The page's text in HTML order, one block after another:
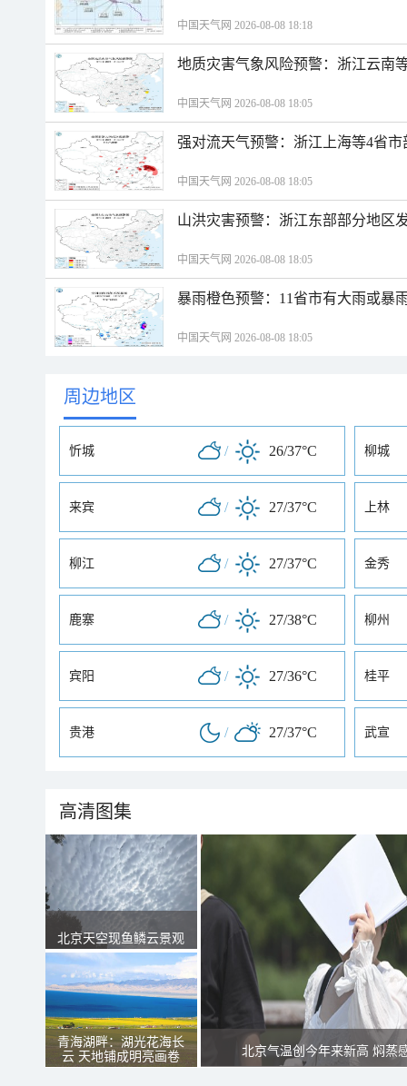
中国天气网 2026-08-08 18:18
地质灾害气象风险预警：浙江云南
中国天气网 2026-08-08 18:05
强对流天气预警：浙江上海等4省
中国天气网 2026-08-08 18:05
山洪灾害预警：浙江东部部分地区
中国天气网 2026-08-08 18:05
暴雨橙色预警：11省市有大雨或暴
中国天气网 2026-08-08 18:05
周边地区
忻城 / 26/37°C 柳城
来宾 / 27/37°C 上林
柳江 / 27/37°C 金秀
鹿寨 / 27/38°C 柳州
宾阳 / 27/36°C 桂平
贵港 / 27/37°C 武宣
高清图集
北京天空现鱼鳞云景观
青海湖畔：湖光花海长
云 天地铺成明亮画卷
北京气温创今年来新高 焖蒸